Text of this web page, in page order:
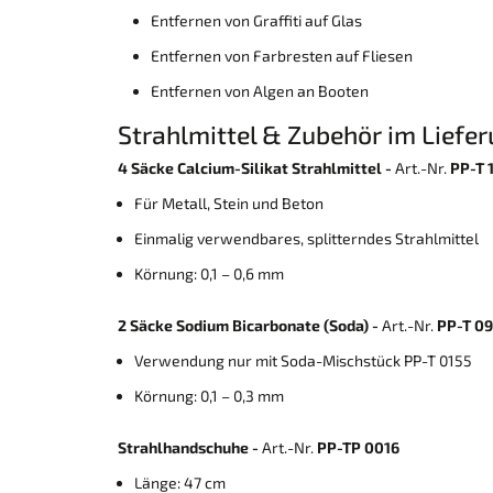
Entfernen von Graffiti auf Glas
Entfernen von Farbresten auf Fliesen
Entfernen von Algen an Booten
Strahlmittel & Zubehör im
4 Säcke Calcium-Silikat Strahlmittel - Art.-Nr. PP-T
Für Metall, Stein und Beton
Einmalig verwendbares, splitterndes Strahlmittel
Körnung: 0,1 – 0,6 mm
2 Säcke Sodium Bicarbonate (Soda) - Art.-Nr. PP-T
Verwendung nur mit Soda-Mischstück PP-T 0155
Körnung: 0,1 – 0,3 mm
Strahlhandschuhe - Art.-Nr. PP-TP 0016
Länge: 47 cm